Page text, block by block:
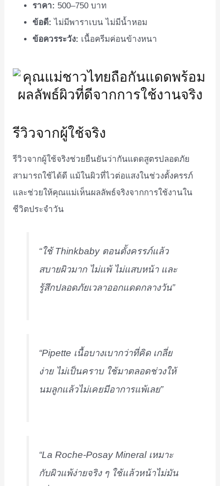
ราคา: 500–750 บาท
ข้อดี: ไม่มีพาราเบน ไม่มีน้ำหอม
ข้อควรระวัง: เนื้อครีมค่อนข้างหนา
รีวิวจากผู้ใช้จริง
รีวิวจากผู้ใช้จริงช่วยยืนยันว่ากันแดดสูตรปลอดภัย
สามารถใช้ได้ดี แม้ในผิวที่ไวต่อแสงในช่วงตั้งครรภ์
และช่วยให้คุณแม่เห็นผลลัพธ์จริงจากการใช้งานใน
ชีวิตประจำวัน
“ใช้ Thinkbaby ตอนตั้งครรภ์แล้ว
สบายผิวมาก ไม่แพ้ ไม่แสบหน้า และ
รู้สึกปลอดภัยเวลาออกแดดกลางวัน”
“Pipette เนื้อบางเบากว่าที่คิด เกลี่ย
ง่าย ไม่เป็นคราบ ใช้มาตลอดช่วงให้
นมลูกแล้วไม่เคยมีอาการแพ้เลย”
“La Roche-Posay Mineral เหมาะ
กับผิวแพ้ง่ายจริง ๆ ใช้แล้วหน้าไม่มัน